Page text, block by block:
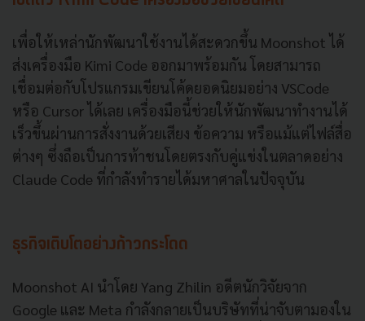
เพื่อให้เหล่านักพัฒนาใช้งานได้สะดวกขึ้น Moonshot ได้
ส่งเครื่องมือ Kimi Code ออกมาพร้อมกัน โดยสามารถ
เชื่อมต่อกับโปรแกรมเขียนโค้ดยอดนิยมอย่าง VSCode
หรือ Cursor ได้เลย เครื่องมือนี้ช่วยให้นักพัฒนาทำงานได้
เร็วขึ้นผ่านการสั่งงานด้วยเสียง ข้อความ หรือแม้แต่ไฟล์สื่อ
ต่างๆ ซึ่งถือเป็นการท้าชนโดยตรงกับคู่แข่งในตลาดอย่าง
Claude Code ที่กำลังทำรายได้มหาศาลในปัจจุบัน
ธุรกิจเติบโตอย่างก้าวกระโดด
Moonshot AI นำโดย Yang Zhilin อดีตนักวิจัยจาก
Google และ Meta กำลังกลายเป็นบริษัทที่น่าจับตามองใน